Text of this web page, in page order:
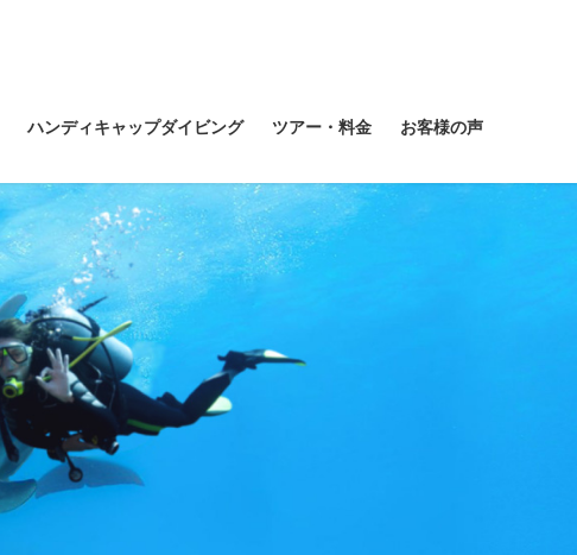
ハンディキャップダイビング ツアー・料金 お客様の声